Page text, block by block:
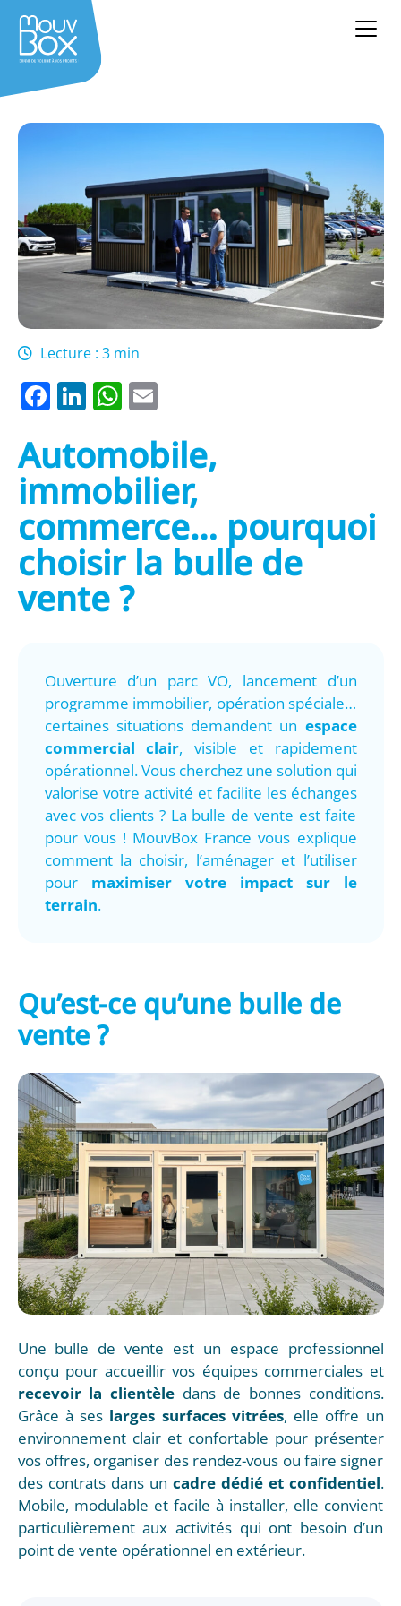
Lecture : 3 min
Facebook
LinkedIn
WhatsApp
Email
Automobile,
immobilier,
commerce… pourquoi
choisir la bulle de
vente ?
Ouverture d’un parc VO, lancement d’un
programme immobilier, opération spéciale…
certaines situations demandent un espace
commercial clair, visible et rapidement
opérationnel. Vous cherchez une solution qui
valorise votre activité et facilite les échanges
avec vos clients ? La bulle de vente est faite
pour vous ! MouvBox France vous explique
comment la choisir, l’aménager et l’utiliser
pour maximiser votre impact sur le
terrain.
Qu’est-ce qu’une bulle de
vente ?
Une bulle de vente est un espace professionnel
conçu pour accueillir vos équipes commerciales et
recevoir la clientèledans de bonnes conditions.
Grâce à ses larges surfaces vitrées, elle offre un
environnement clair et confortable pour présenter
vos offres, organiser des rendez-vous ou faire signer
des contrats dans un cadre dédié et confidentiel.
Mobile, modulable et facile à installer, elle convient
particulièrement aux activités qui ont besoin d’un
point de vente opérationnel en extérieur.